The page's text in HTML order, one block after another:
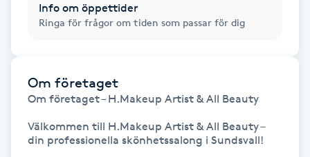
Herrklippning
Info om öppettider
Ringa för frågor om tiden som passar för dig
Om företaget
Om företaget – H.Makeup Artist & All Beauty
Välkommen till H.Makeup Artist & All Beauty –
din professionella skönhetssalong i Sundsvall!